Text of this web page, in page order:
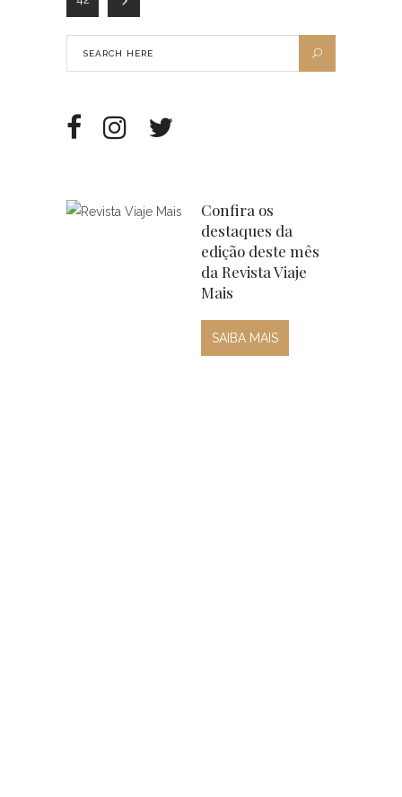
Confira os
destaques da
edição deste mês
da Revista Viaje
Mais
SAIBA MAIS